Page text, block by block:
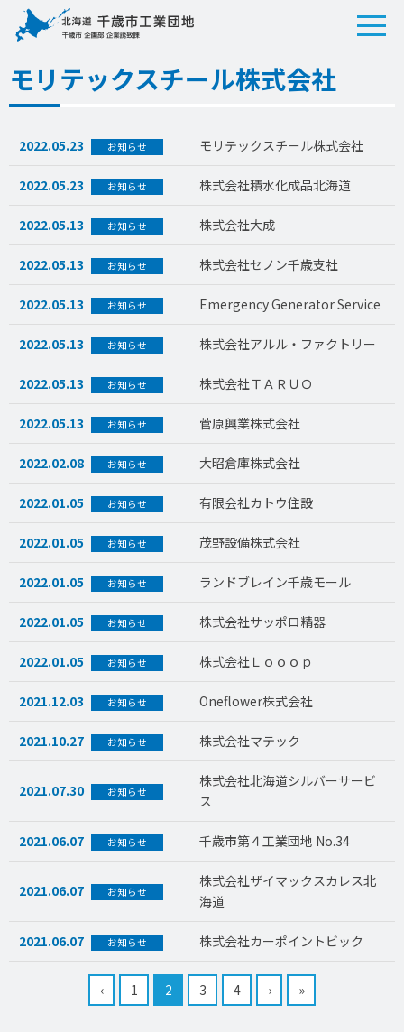
モリテックスチール株式会社
2022.05.23 お知らせ モリテックスチール株式会社
2022.05.23 お知らせ 株式会社積水化成品北海道
2022.05.13 お知らせ 株式会社大成
2022.05.13 お知らせ 株式会社セノン千歳支社
2022.05.13 お知らせ Emergency Generator Service
2022.05.13 お知らせ 株式会社アルル・ファクトリー
2022.05.13 お知らせ 株式会社ＴＡＲＵＯ
2022.05.13 お知らせ 菅原興業株式会社
2022.02.08 お知らせ 大昭倉庫株式会社
2022.01.05 お知らせ 有限会社カトウ住設
2022.01.05 お知らせ 茂野設備株式会社
2022.01.05 お知らせ ランドブレイン千歳モール
2022.01.05 お知らせ 株式会社サッポロ精器
2022.01.05 お知らせ 株式会社Ｌｏｏｏｐ
2021.12.03 お知らせ Oneflower株式会社
2021.10.27 お知らせ 株式会社マテック
2021.07.30 お知らせ
株式会社北海道シルバーサービ
ス
2021.06.07 お知らせ 千歳市第４工業団地 No.34
2021.06.07 お知らせ
株式会社ザイマックスカレス北
海道
2021.06.07 お知らせ 株式会社カーポイントビック
‹ 1 2 3 4 › »